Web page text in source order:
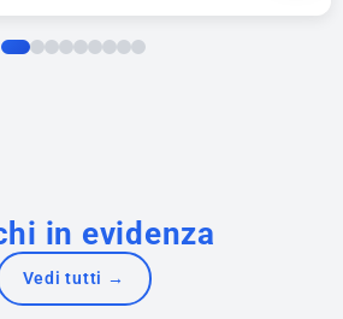
in evidenza
Vedi tutti →